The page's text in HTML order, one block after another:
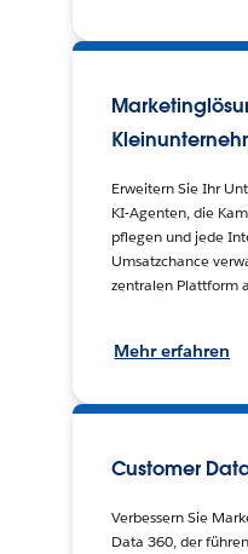
Erweitern Sie Ihr
KI-Agenten, die
pflegen und jede
Umsatzchance
zentralen Plattform
Mehr erfahren
Customer
Verbessern Sie
Data 360, der